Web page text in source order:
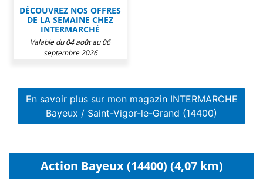
DÉCOUVREZ NOS OFFRES
DE LA SEMAINE CHEZ
INTERMARCHÉ
Valable du 04 août au 06
septembre 2026
En savoir plus sur mon magazin INTERMARCHE
Bayeux / Saint-Vigor-le-Grand (14400)
Action Bayeux (14400) (4,07 km)